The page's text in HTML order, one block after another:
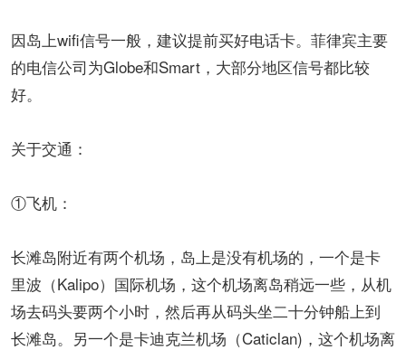
因岛上wifi信号一般，建议提前买好电话卡。菲律宾主要
的电信公司为Globe和Smart，大部分地区信号都比较
好。
关于交通：
①飞机：
长滩岛附近有两个机场，岛上是没有机场的，一个是卡
里波（Kalipo）国际机场，这个机场离岛稍远一些，从机
场去码头要两个小时，然后再从码头坐二十分钟船上到
长滩岛。另一个是卡迪克兰机场（Caticlan)，这个机场离